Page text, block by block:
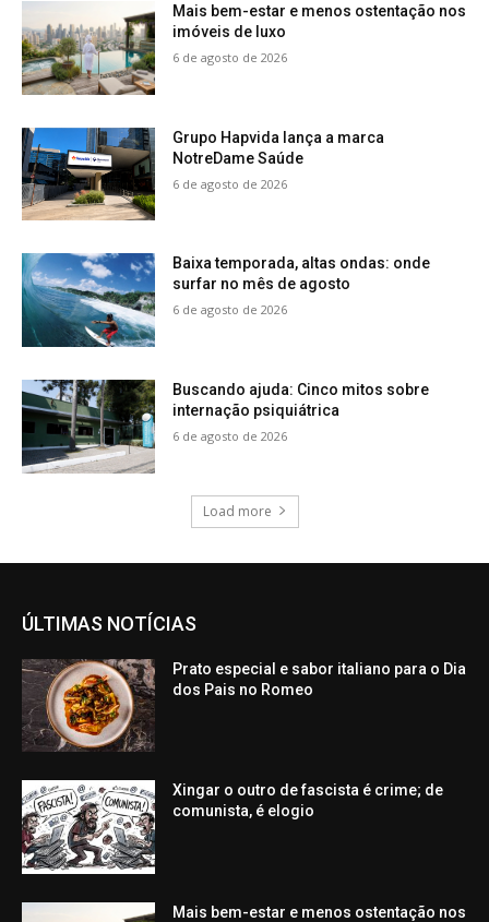
Mais bem-estar e menos ostentação nos
imóveis de luxo
6 de agosto de 2026
Grupo Hapvida lança a marca
NotreDame Saúde
6 de agosto de 2026
Baixa temporada, altas ondas: onde
surfar no mês de agosto
6 de agosto de 2026
Buscando ajuda: Cinco mitos sobre
internação psiquiátrica
6 de agosto de 2026
Load more
ÚLTIMAS NOTÍCIAS
Prato especial e sabor italiano para o Dia
dos Pais no Romeo
Xingar o outro de fascista é crime; de
comunista, é elogio
Mais bem-estar e menos ostentação nos